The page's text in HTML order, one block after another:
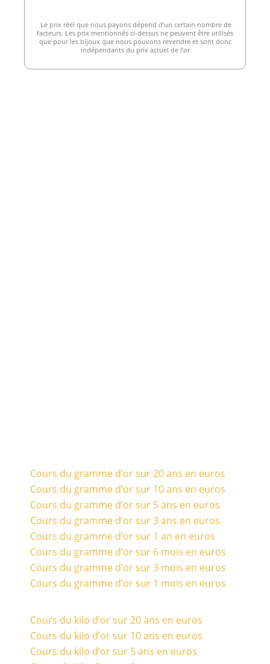
Le prix réel que nous payons dépend d’un certain nombre de
facteurs. Les prix mentionnés ci-dessus ne peuvent être utilisés
que pour les bijoux que nous pouvons revendre et sont donc
indépendants du prix actuel de l’or
Cours du gramme d’or sur 20 ans en euros
Cours du gramme d’or sur 10 ans en euros
Cours du gramme d’or sur 5 ans en euros
Cours du gramme d’or sur 3 ans en euros
Cours du gramme d’or sur 1 an en euros
Cours du gramme d’or sur 6 mois en euros
Cours du gramme d’or sur 3 mois en euros
Cours du gramme d’or sur 1 mois en euros
Cours du kilo d’or sur 20 ans en euros
Cours du kilo d’or sur 10 ans en euros
Cours du kilo d’or sur 5 ans en euros